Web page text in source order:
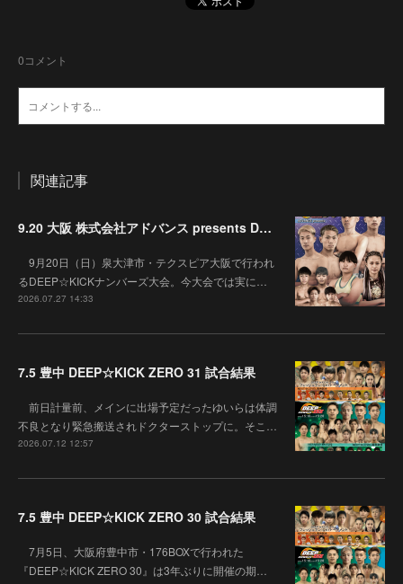
0コメント
関連記事
9.20 大阪 株式会社アドバンス presents DEEP☆KICK 79･80 7月の準決勝を勝ち抜いた6名による-53kg･-65kg･QUEEN-46kgと3つの王座決定戦の開催が決定！
9月20日（日）泉大津市・テクスピア大阪で行われ
るDEEP☆KICKナンバーズ大会。今大会では実に…
2026.07.27 14:33
7.5 豊中 DEEP☆KICK ZERO 31 試合結果
前日計量前、メインに出場予定だったゆいらは体調
不良となり緊急搬送されドクターストップに。そこ…
2026.07.12 12:57
7.5 豊中 DEEP☆KICK ZERO 30 試合結果
7月5日、大阪府豊中市・176BOXで行われた
『DEEP☆KICK ZERO 30』は3年ぶりに開催の期…